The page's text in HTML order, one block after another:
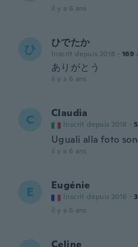
il y a 6 ans
ひ ひでたか
Inscrit depuis 2018 · 169
ありがとう
il y a 6 ans
C Claudia
Inscrit depuis 2018 ·
Uguali alla foto
il y a 6 ans
E Eugénie
Inscrit depuis 2016 ·
il y a 6 ans
Celine